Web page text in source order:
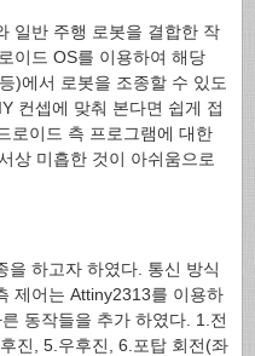
일반 주행 로봇을 결합한 작
이드 OS를 이용하여 해당
)에서 로봇을 조종할 수 있도
컨셉에 맞춰 본다면 쉽게 접
로이드 측 프로그램에 대한
상 미흡한 것이 아쉬움으로
을 하고자 하였다. 통신 방식
제어는 Attiny2313를 이용하
동작들을 추가 하였다. 1.전
진, 5.우후진, 6.포탑 회전(좌